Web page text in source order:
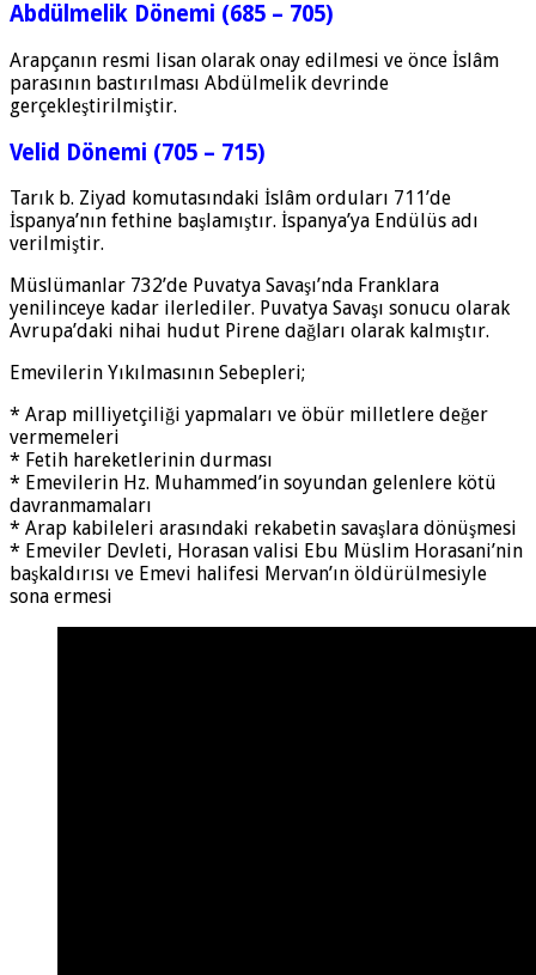
Abdülmelik Dönemi (685 – 705)
Arapçanın resmi lisan olarak onay edilmesi ve önce İslâm
parasının bastırılması Abdülmelik devrinde
gerçekleştirilmiştir.
Velid Dönemi (705 – 715)
Tarık b. Ziyad komutasındaki İslâm orduları 711’de
İspanya’nın fethine başlamıştır. İspanya’ya Endülüs adı
verilmiştir.
Müslümanlar 732’de Puvatya Savaşı’nda Franklara
yenilinceye kadar ilerlediler. Puvatya Savaşı sonucu olarak
Avrupa’daki nihai hudut Pirene dağları olarak kalmıştır.
Emevilerin Yıkılmasının Sebepleri;
* Arap milliyetçiliği yapmaları ve öbür milletlere değer
vermemeleri
* Fetih hareketlerinin durması
* Emevilerin Hz. Muhammed’in soyundan gelenlere kötü
davranmamaları
* Arap kabileleri arasındaki rekabetin savaşlara dönüşmesi
* Emeviler Devleti, Horasan valisi Ebu Müslim Horasani’nin
başkaldırısı ve Emevi halifesi Mervan’ın öldürülmesiyle
sona ermesi